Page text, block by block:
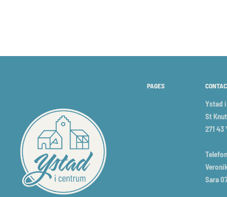
PAGES
Ystad
St
271 43
Sara